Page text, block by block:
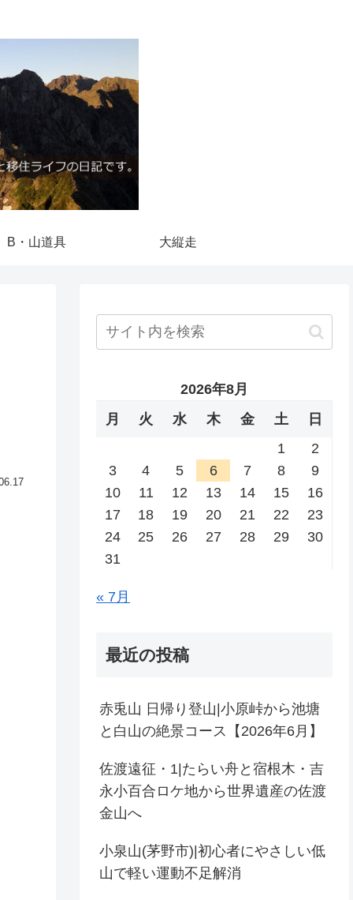
B・山道具 大縦走
2026年8月
月
火 水 木 金 土
日
1
2
3
4 5 6 7 8
9
10
11 12 13 14 15
16
17
18 19 20 21 22
23
24
25 26 27 28 29
30
31
« 7月
最近の投稿
赤兎山 日帰り登山|小原峠から池塘
と白山の絶景コース【2026年6月】
佐渡遠征・1|たらい舟と宿根木・吉
永小百合ロケ地から世界遺産の佐渡
金山へ
小泉山(茅野市)|初心者にやさしい低
山で軽い運動不足解消